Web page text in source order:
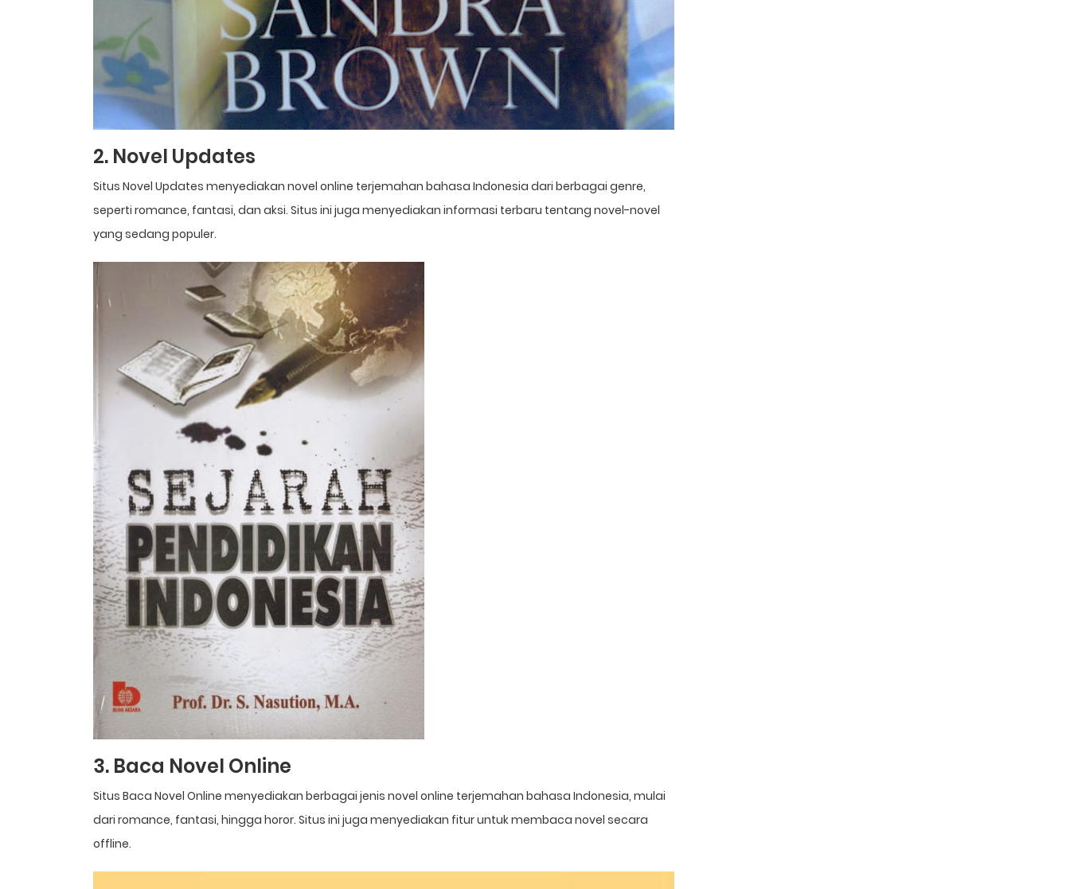
2. Novel Updates
Situs Novel Updates menyediakan novel online terjemahan bahasa Indonesia dari berbagai genre,
seperti romance, fantasi, dan aksi. Situs ini juga menyediakan informasi terbaru tentang novel-novel
yang sedang populer.
3. Baca Novel Online
Situs Baca Novel Online menyediakan berbagai jenis novel online terjemahan bahasa Indonesia, mulai
dari romance, fantasi, hingga horor. Situs ini juga menyediakan fitur untuk membaca novel secara
offline.